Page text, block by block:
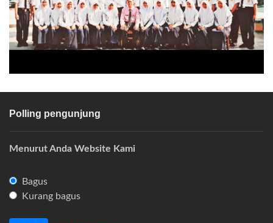
Polling pengunjung
Menurut Anda Website Kami
Bagus
Kurang bagus